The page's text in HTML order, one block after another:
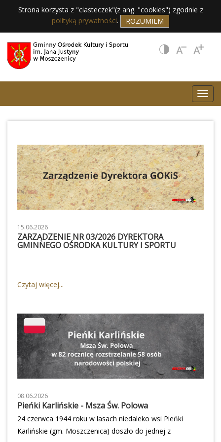
Strona korzysta z "ciasteczek"(z ang. "cookies") zgodnie z
polityką prywatności. ROZUMIEM
15.06.2026
ZARZĄDZENIE NR 03/2026 DYREKTORA
GMINNEGO OŚRODKA KULTURY I SPORTU
Czytaj więcej...
08.06.2026
Pieńki Karlińskie - Msza Św. Polowa
24 czerwca 1944 roku w lasach niedaleko wsi Pieńki
Karlińskie (gm. Moszczenica) doszło do jednej z